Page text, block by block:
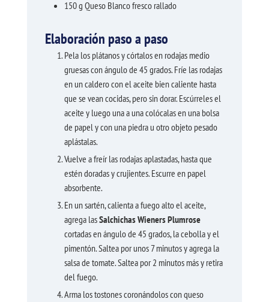
150g Queso Blanco fresco rallado
Elaboración paso a paso
Pela los plátanos y córtalos en rodajas medio
gruesas con ángulo de 45 grados. Fríe las rodajas
en un caldero con el aceite bien caliente hasta
que se vean cocidas, pero sin dorar. Escúrreles el
aceite y luego una a una colócalas en una bolsa
de papel y con una piedra u otro objeto pesado
aplástalas.
Vuelve a freír las rodajas aplastadas, hasta que
estén doradas y crujientes. Escurre en papel
absorbente.
En un sartén, calienta a fuego alto el aceite,
agrega lasSalchichas Wieners Plumrose
cortadas en ángulo de 45 grados, la cebolla y el
pimentón. Saltea por unos 7 minutos y agrega la
salsa de tomate. Saltea por 2 minutos más y retira
del fuego.
Arma los tostones coronándolos con queso